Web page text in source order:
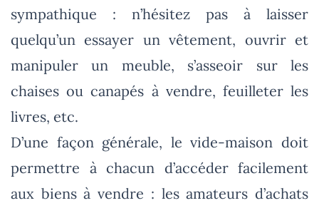
sympathique : n’hésitez pas à laisser
quelqu’un essayer un vêtement, ouvrir et
manipuler un meuble, s’asseoir sur les
chaises ou canapés à vendre, feuilleter les
livres, etc.
D’une façon générale, le vide-maison doit
permettre à chacun d’accéder facilement
aux biens à vendre : les amateurs d’achats